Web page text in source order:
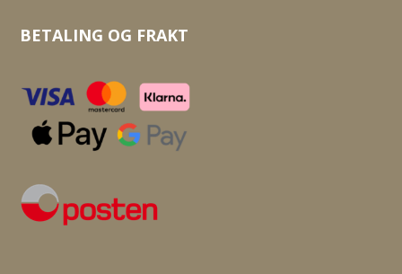
BETALING OG FRAKT